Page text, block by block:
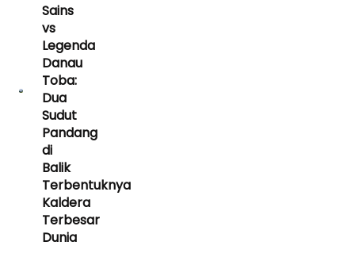
Sains
vs
Legenda
Danau
Toba:
Dua
Sudut
Pandang
di
Balik
Terbentuknya
Kaldera
Terbesar
Dunia